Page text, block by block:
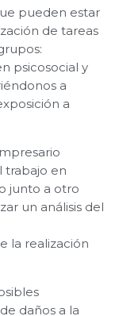
pueden estar
de tareas
psicosocial y
a
a
trabajo en
junto a otro
un análisis del
la realización
daños a la